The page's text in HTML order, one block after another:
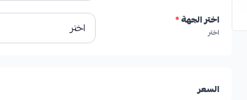
اختر الجهة*
اختر
السعر